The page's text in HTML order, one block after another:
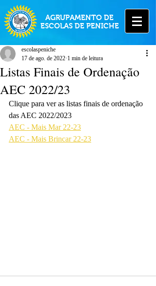
AGRUPAMENTO DE
ESCOLAS DE PENICHE
Listas Finais de Ordenação
AEC 2022/23
escolaspeniche
17 de ago. de 2022 1 min de leitura
Clique para ver as listas finais de ordenação
das AEC 2022/2023
AEC - Mais Mar 22-23
AEC - Mais Brincar 22-23